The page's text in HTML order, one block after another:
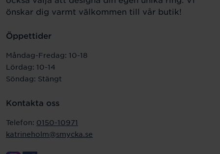
önskar dig varmt välkommen till vår butik!
Öppettider
Måndag-Fredag: 10-18
Lördag: 10-14
Söndag: Stängt
Kontakta oss
Telefon: 0150-10971
katrineholm@smycka.se